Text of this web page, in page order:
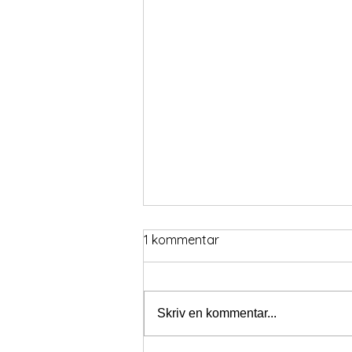
1 kommentar
Skriv en kommentar...